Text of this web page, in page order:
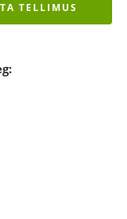
TELLIMUS